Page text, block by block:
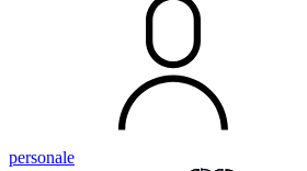
personale